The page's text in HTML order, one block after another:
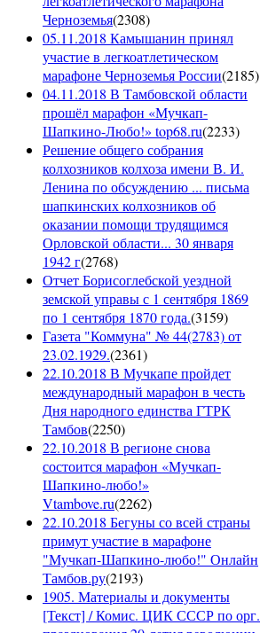
Черноземья(2308)
05.11.2018 Камышанин принял
участие в легкоатлетическом
марафоне Черноземья России(2185)
04.11.2018 В Тамбовской области
прошёл марафон «Мучкап-
Шапкино-Любо!» top68.ru(2233)
Решение общего собрания
колхозников колхоза имени В. И.
Ленина по обсуждению ... письма
шапкинских колхозников об
оказании помощи трудящимся
Орловской области... 30 января
1942 г(2768)
Отчет Борисоглебской уездной
земской управы с 1 сентября 1869
по 1 сентября 1870 года.(3159)
Газета "Коммуна" № 44(2783) от
23.02.1929.(2361)
22.10.2018 В Мучкапе пройдет
международный марафон в честь
Дня народного единства ГТРК
Тамбов(2250)
22.10.2018 В регионе снова
состоится марафон «Мучкап-
Шапкино-любо!»
Vtambove.ru(2262)
22.10.2018 Бегуны со всей страны
примут участие в марафоне
"Мучкап-Шапкино-любо!" Онлайн
Тамбов.ру(2193)
1905. Материалы и документы
[Текст] / Комис. ЦИК СССР по орг.